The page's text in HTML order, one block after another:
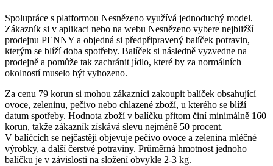
Spolupráce s platformou Nesnězeno využívá jednoduchý model.
Zákazník si v aplikaci nebo na webu Nesnězeno vybere nejbližší
prodejnu PENNY a objedná si předpřipravený balíček potravin,
kterým se blíží doba spotřeby. Balíček si následně vyzvedne na
prodejně a pomůže tak zachránit jídlo, které by za normálních
okolností muselo být vyhozeno.
Za cenu 79 korun si mohou zákazníci zakoupit balíček obsahující
ovoce, zeleninu, pečivo nebo chlazené zboží, u kterého se blíží
datum spotřeby. Hodnota zboží v balíčku přitom činí minimálně 160
korun, takže zákazník získává slevu nejméně 50 procent.
V balíčcích se nejčastěji objevuje pečivo ovoce a zelenina mléčné
výrobky, a další čerstvé potraviny. Průměrná hmotnost jednoho
balíčku je v závislosti na složení obvykle 2-3 kg.